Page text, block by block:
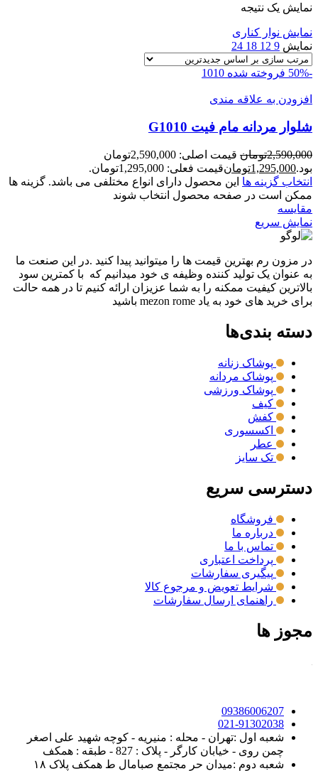
نمایش یک نتیجه
نمایش نوار کناری
نمایش 9
12
18
24
-50% فروخته شده 1010
افزودن به علاقه مندی
شلوار مردانه مام فيت G1010
2,590,000تومان
قیمت اصلی: 2,590,000تومان
بود.1,295,000تومانقیمت فعلی: 1,295,000تومان.
انتخاب گزینه ها این محصول دارای انواع مختلفی می باشد. گزینه ها
ممکن است در صفحه محصول انتخاب شوند
مقايسه
نمایش سریع
در مزون رم بهترین قیمت ها را میتوانید پیدا کنید .در این صنعت ما
به عنوان یک تولید کننده وظیفه ی خود میدانیم که با کمترین سود
بالاترین کیفیت ممکنه را به شما عزیزان ارائه کنیم تا در همه حالت
برای خرید های خود به یاد mezon rome باشید
دسته بندی‌ها
پوشاک زنانه
پوشاک مردانه
پوشاک ورزشی
کیف
کفش
اکسسوری
عطر
تک سایز
دسترسی سریع
فروشگاه
درباره ما
تماس با ما
پرداخت اعتباری
پیگیری سفارشات
شرایط تعویض و مرجوع کالا
راهنمای ارسال سفارشات
مجوز ها
09386006207
021-91302038
شعبه اول :تهران - محله : منیریه - کوچه شهید علی اصغر
چمن روی - خیابان کارگر - پلاک : 827 - طبقه : همکف
شعبه دوم :میدان حر مجتمع صبامال ط همکف پلاک ۱۸